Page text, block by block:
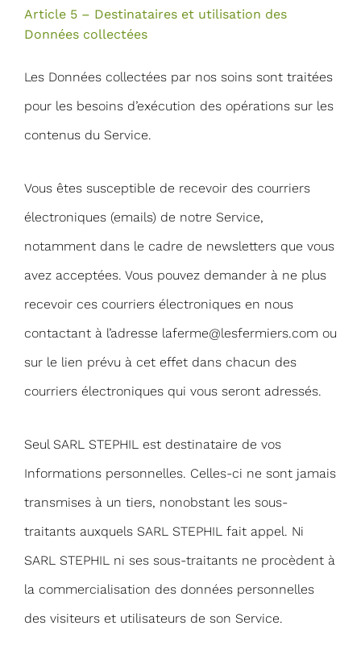
Article 5 – Destinataires et utilisation des
Données collectées
Les Données collectées par nos soins sont traitées
pour les besoins d’exécution des opérations sur les
contenus du Service.
Vous êtes susceptible de recevoir des courriers
électroniques (emails) de notre Service,
notamment dans le cadre de newsletters que vous
avez acceptées. Vous pouvez demander à ne plus
recevoir ces courriers électroniques en nous
contactant à l’adresse laferme@lesfermiers.com ou
sur le lien prévu à cet effet dans chacun des
courriers électroniques qui vous seront adressés.
Seul SARL STEPHIL est destinataire de vos
Informations personnelles. Celles-ci ne sont jamais
transmises à un tiers, nonobstant les sous-
traitants auxquels SARL STEPHIL fait appel. Ni
SARL STEPHIL ni ses sous-traitants ne procèdent à
la commercialisation des données personnelles
des visiteurs et utilisateurs de son Service.